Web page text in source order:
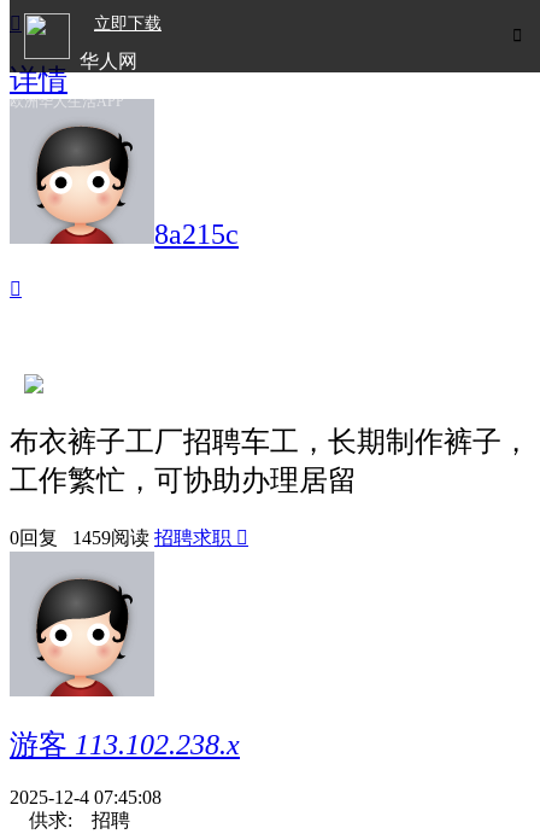

立即下载
华人网
欧洲华人生活APP

详情
8a215c

布衣裤子工厂招聘车工，长期制作裤子，
工作繁忙，可协助办理居留
0回复 1459阅读 招聘求职 
游客 113.102.238.x
2025-12-4 07:45:08
供求:
招聘